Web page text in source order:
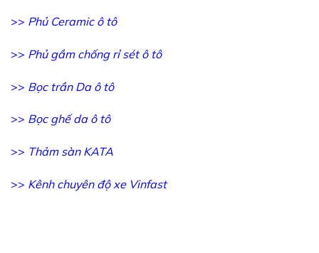
>> Phủ Ceramic ô tô
>> Phủ gầm chống rỉ sét ô tô
>> Bọc trần Da ô tô
>> Bọc ghế da ô tô
>> Thảm sàn KATA
>> Kênh chuyên độ xe Vinfast